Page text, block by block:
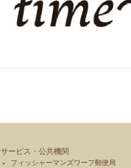
サービス・公共機関
フィッシャーマンズワーフ郵便局